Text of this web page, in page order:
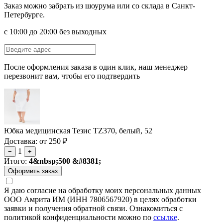
Заказ можно забрать из шоурума или со склада в Санкт-
Петербурге.
с 10:00 до 20:00 без выходных
После оформления заказа в один клик, наш менеджер
перезвонит вам, чтобы его подтвердить
Юбка медицинская Тезис TZ370, белый, 52
Доставка: от 250 ₽
− 1 +
Итого: 4&nbsp;500 &#8381;
Я даю согласие на обработку моих персональных данных
ООО Амрита ИМ (ИНН 7806567920) в целях обработки
заявки и получения обратной связи. Ознакомиться с
политикой конфиденциальности можно по ссылке.